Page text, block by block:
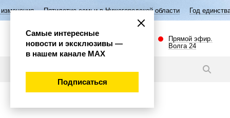
семьи в Нижегородской области Год единства народов России
Прямой эфир.
Волга 24
Самые интересные
новости и эксклюзивы —
в нашем канале МАХ
Подписаться